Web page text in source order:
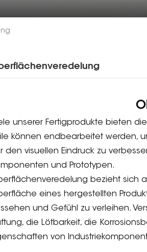
unserer Fertigprodukte bieten
können endbearbeitet werden,
den visuellen Eindruck zu
und Prototypen.
bezieht sich
eines hergestellten
und Gefühl zu verleihen.
die Lötbarkeit, die
von